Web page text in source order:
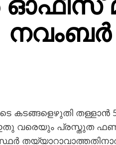
നവംബർ
കടങ്ങളെഴുതി തള്ളാൻ
ഇതു വരെയും പ്രസ്തുത